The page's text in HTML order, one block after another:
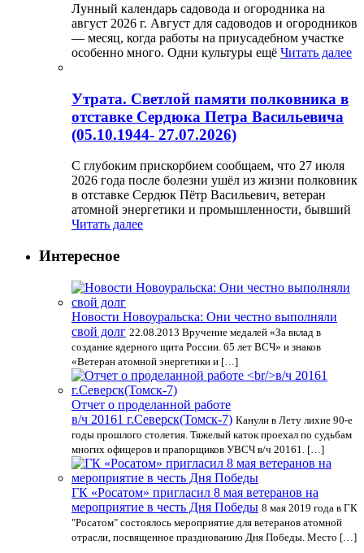
Лунный календарь садовода и огородника на
август 2026 г. Август для садоводов и огородников
— месяц, когда работы на приусадебном участке
особенно много. Одни культуры ещё Читать далее
Утрата. Светлой памяти полковника в
отставке Сердюка Петра Васильевича
(05.10.1944- 27.07.2026)
С глубоким прискорбием сообщаем, что 27 июля
2026 года после болезни ушёл из жизни полковник
в отставке Сердюк Пётр Васильевич, ветеран
атомной энергетики и промышленности, бывший
Читать далее
Интересное
Новости Новоуральска: Они честно выполняли
свой долг 22.08.2013 Вручение медалей «За вклад в
создание ядерного щита России. 65 лет ВСЧ» и знаков
«Ветеран атомной энергетики и […]
Отчет о проделанной работе
в/ч 20161 г.Северск(Томск-7) Канули в Лету лихие 90-е
годы прошлого столетия. Тяжелый каток проехал по судьбам
многих офицеров и прапорщиков УВСЧ в/ч 20161. […]
ГК «Росатом» пригласил 8 мая ветеранов на
мероприятие в честь Дня Победы 8 мая 2019 года в ГК
"Росатом" состоялось мероприятие для ветеранов атомной
отрасли, посвященное празднованию Дня Победы. Место […]